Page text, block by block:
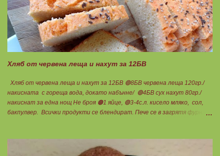
Хляб от червена леща и нахут за 12БВ
Хляб от червена леща и нахут за 12БВ 🟢8БВ червена леща 120гр./
накисната с гореща вода, докато набънне/ 🟢4БВ сух нахут 80гр./
накиснат за една нощ Не броя 🟠1 яйце, 🟢3-4с.л. кисело мляко, сол,
бакпулвер. Всички продукти се блендират. Пече се в загрятя фурна